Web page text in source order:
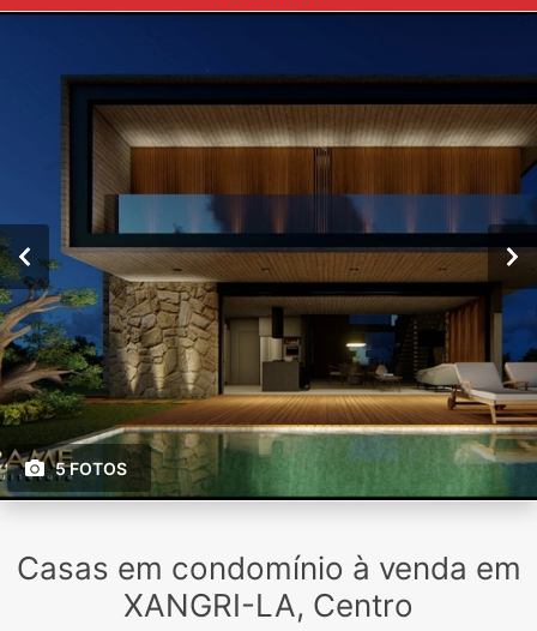
5 FOTOS
Casas em condomínio à venda em
XANGRI-LA, Centro